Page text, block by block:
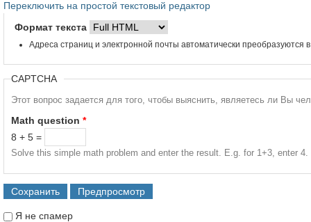
Переключить на простой текстовый редактор
Формат текста
Адреса страниц и электронной почты автоматически преобразуются
CAPTCHA
Этот вопрос задается для того, чтобы выяснить, являетесь ли Вы
Math question *
8 + 5 =
Solve this simple math problem and enter the result. E.g. for 1+3, enter 4.
Я не спамер